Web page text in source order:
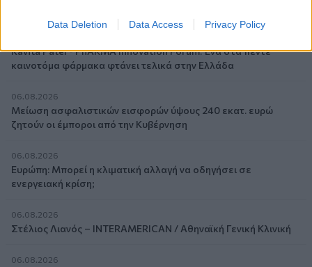
Data Deletion Data Access Privacy Policy
Kavita Patel - PhARMA Innovation Forum: Ένα στα πέντε
καινοτόμα φάρμακα φτάνει τελικά στην Ελλάδα
06.08.2026
Μείωση ασφαλιστικών εισφορών ύψους 240 εκατ. ευρώ
ζητούν οι έμποροι από την Κυβέρνηση
06.08.2026
Ευρώπη: Μπορεί η κλιματική αλλαγή να οδηγήσει σε
ενεργειακή κρίση;
06.08.2026
Στέλιος Λιανός – INTERAMERICAN / Αθηναϊκή Γενική Κλινική
06.08.2026